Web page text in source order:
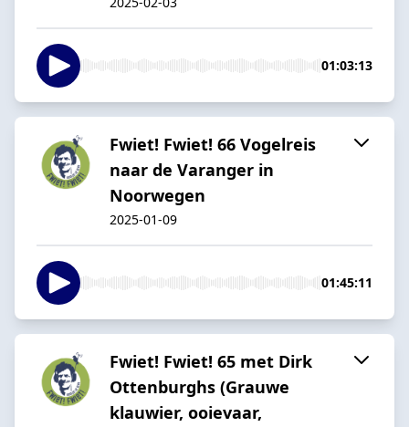
01:03:13
Fwiet! Fwiet! 66 Vogelreis
naar de Varanger in
Noorwegen
2025-01-09
01:45:11
Fwiet! Fwiet! 65 met Dirk
Ottenburghs (Grauwe
klauwier, ooievaar,